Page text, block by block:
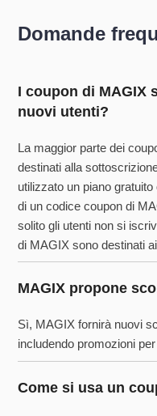
Domande
I coupon di MAGIX
nuovi utenti?
La maggior parte dei
destinati alla
utilizzato un piano
di un codice coupon di
solito gli utenti non si
di MAGIX sono destinati
MAGIX propone
Sì, MAGIX fornirà nuovi
includendo promozioni
Come si usa un